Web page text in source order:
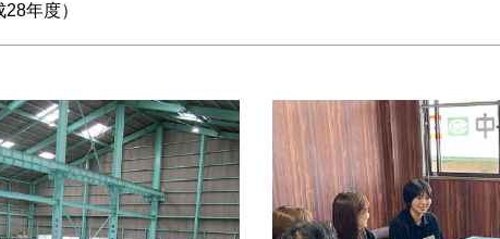
年度）